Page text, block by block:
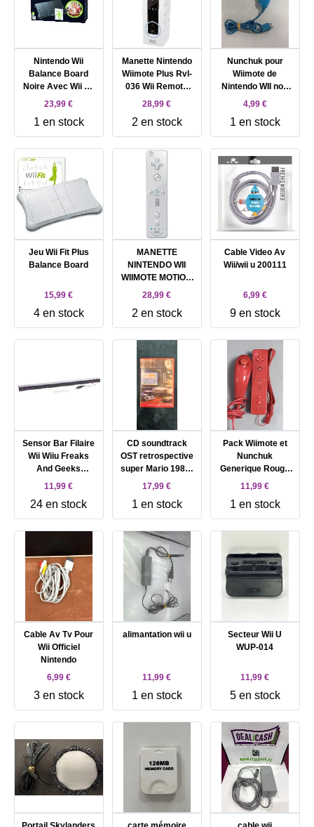
Nintendo Wii
Balance Board
Noire Avec Wii Fit
Plus
23,99 €
1 en stock
Manette Nintendo
Wiimote Plus Rvl-
036 Wii Remote
Plus Noir
28,99 €
2 en stock
Nunchuk pour
Wiimote de
Nintendo WII non
officiel - bleu
4,99 €
1 en stock
Jeu Wii Fit Plus
Balance Board
15,99 €
4 en stock
MANETTE
NINTENDO WII
WIIMOTE MOTION
PLUS INSIDE RVL-
28,99 €
2 en stock
Cable Video Av
Wii/wii u 200111
6,99 €
9 en stock
Sensor Bar Filaire
Wii Wiiu Freaks
And Geeks
200027b
11,99 €
24 en stock
CD soundtrack
OST retrospective
super Mario 1985-
2010 25th Nintendo
17,99 €
1 en stock
Pack Wiimote et
Nunchuk
Generique Rouge
Pour Nintendo Wii
11,99 €
1 en stock
Cable Av Tv Pour
Wii Officiel
Nintendo
6,99 €
3 en stock
alimantation wii u
11,99 €
1 en stock
Secteur Wii U
WUP-014
11,99 €
5 en stock